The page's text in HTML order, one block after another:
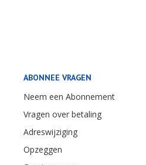
ABONNEE VRAGEN
Neem een Abonnement
Vragen over betaling
Adreswijziging
Opzeggen